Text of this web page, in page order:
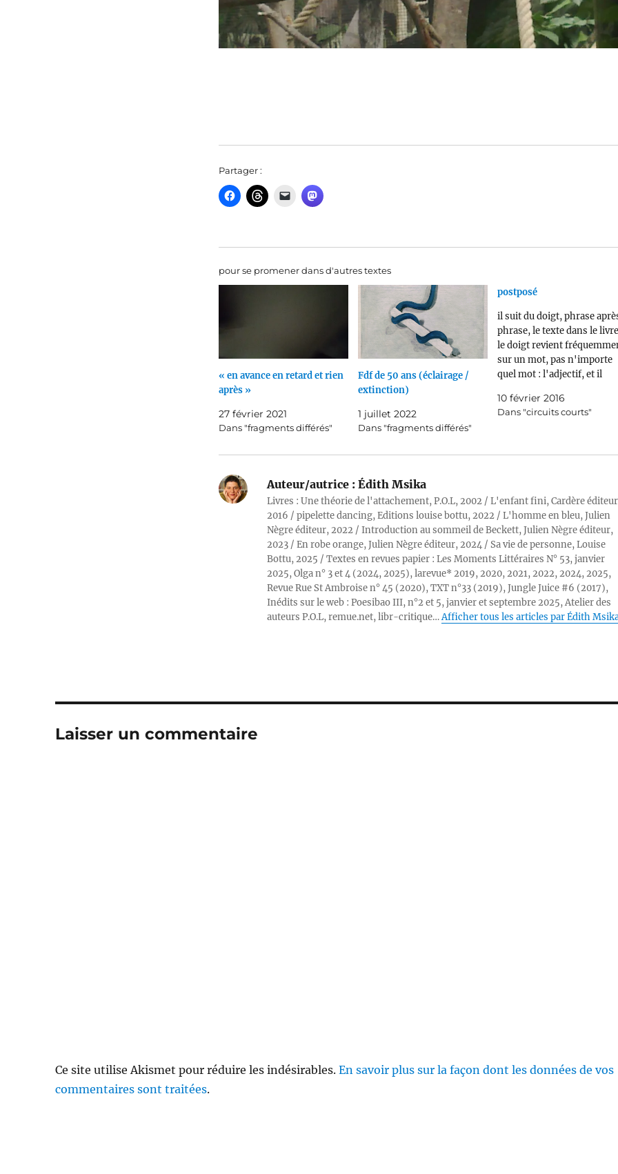
Partager :
pour se promener dans d'autres textes
« en avance en retard et rien
après »
27 février 2021
Dans "fragments différés"
Fdf de 50 ans (éclairage /
extinction)
1 juillet 2022
Dans "fragments différés"
postposé
il suit du doigt, phrase
phrase, le texte dans le
le doigt revient
sur un mot, pas n'importe
quel mot : l'adjectif, et il
l'adjectif et le substantif il
blond, de cette blondeur
10 février 2016
Dans "circuits courts"
Auteur/autrice :Édith Msika
Livres : Une théorie de l'attachement, P.O.L, 2002 / L'enfant fini, Cardère
2016 / pipelette dancing, Editions louise bottu, 2022 / L'homme en bleu, Julien
Nègre éditeur, 2022 / Introduction au sommeil de Beckett, Julien Nègre éditeur,
2023 / En robe orange, Julien Nègre éditeur, 2024 / Sa vie de personne, Louise
Bottu, 2025 / Textes en revues papier : Les Moments Littéraires N° 53, janvier
2025, Olga n° 3 et 4 (2024, 2025), larevue* 2019, 2020, 2021, 2022, 2024, 2025,
Revue Rue St Ambroise n° 45 (2020), TXT n°33 (2019), Jungle Juice #6 (2017),
Inédits sur le web : Poesibao III, n°2 et 5, janvier et septembre 2025, Atelier des
auteurs P.O.L, remue.net, libr-critique…Afficher tous les articles par Édith
Laisser un commentaire
Ce site utilise Akismet pour réduire les indésirables.En savoir plus sur la façon dont les données de vos
commentaires sont traitées.